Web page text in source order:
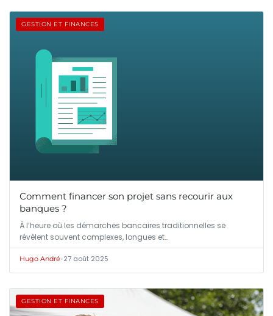
GESTION ET FINANCES
Comment financer son projet sans recourir aux
banques ?
À l’heure où les démarches bancaires traditionnelles se
révèlent souvent complexes, longues et…
Hugo André•27 août 2025
GESTION ET FINANCES